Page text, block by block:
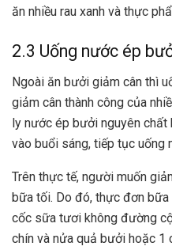
ăn nhiều rau xanh và thực
2.3 Uống nước ép
Ngoài ăn bưởi giảm cân thì
giảm cân thành công của
ly nước ép bưởi nguyên
vào buổi sáng, tiếp tục
Trên thực tế, người muốn
bữa tối. Do đó, thực đơn
cốc sữa tươi không đường
chín và nửa quả bưởi hoặc